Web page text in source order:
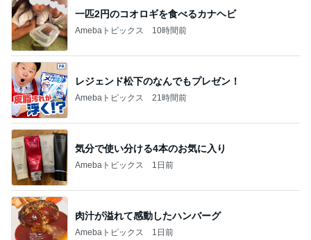
一匹2円のコオロギを食べるカナヘビ
Amebaトピックス 10時間前
レジェンド松下のなんでもプレゼン！
Amebaトピックス 21時間前
気分で使い分ける4本のお気に入り
Amebaトピックス 1日前
肉汁が溢れて感動したハンバーグ
Amebaトピックス 1日前